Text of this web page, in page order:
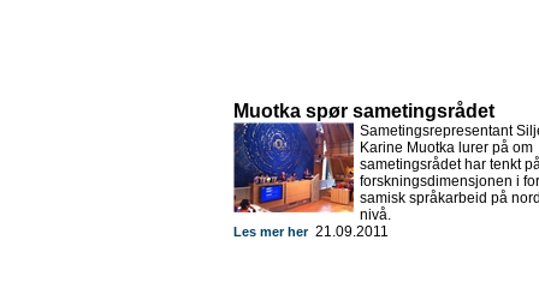
Muotka spør sametingsrådet
Sametingsrepresentant
Karine Muotka lurer på om
sametingsrådet har tenkt
forskningsdimensjonen i
samisk språkarbeid på
nivå.
Les mer her21.09.2011